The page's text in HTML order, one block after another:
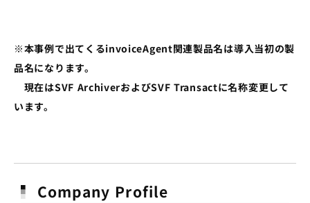
※本事例で出てくるinvoiceAgent関連製品名は導入当初の製
品名になります。
現在はSVF ArchiverおよびSVF Transactに名称変更して
います。
Company Profile